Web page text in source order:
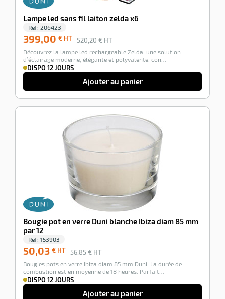
Lampe led sans fil laiton zelda x6
Ref: 206423
399,00 € HT 520,20 € HT
Découvrez la lampe led rechargeable Zelda, une solution
d’éclairage moderne, élégante et polyvalente, con…
DISPO 12 JOURS
Ajouter au panier
Bougie pot en verre Duni blanche Ibiza diam 85 mm
par 12
Ref: 153903
50,03 € HT 56,85 € HT
Bougies pots en verre Ibiza diam 85 mm Duni. La durée de
combustion est en moyenne de 18 heures. Parfait…
DISPO 12 JOURS
Ajouter au panier